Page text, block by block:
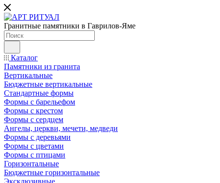
Гранитные памятники в Гаврилов-Яме
Каталог
Памятники из гранита
Вертикальные
Бюджетные вертикальные
Стандартные формы
Формы с барельефом
Формы с крестом
Формы с сердцем
Ангелы, церкви, мечети, медведи
Формы с деревьями
Формы с цветами
Формы с птицами
Горизонтальные
Бюджетные горизонтальные
Эксклюзивные